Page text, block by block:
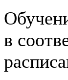
в